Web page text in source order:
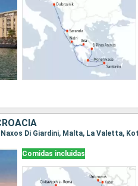
Di Giardini, Malta, La Valetta,
Comidas incluidas